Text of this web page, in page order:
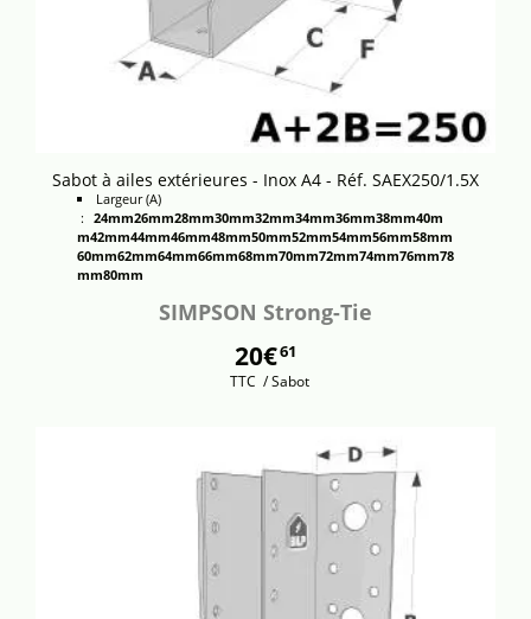
Sabot à ailes extérieures - Inox A4 - Réf. SAEX250/1.5X
Largeur (A)
: 24mm26mm28mm30mm32mm34mm36mm38mm40m
m42mm44mm46mm48mm50mm52mm54mm56mm58mm
60mm62mm64mm66mm68mm70mm72mm74mm76mm78
mm80mm
SIMPSON Strong-Tie
20€61
TTC / Sabot